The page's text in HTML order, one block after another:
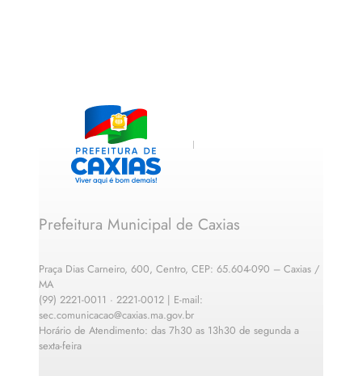
Prefeitura Municipal de Caxias
Praça Dias Carneiro, 600, Centro, CEP: 65.604-090 – Caxias /
MA
(99) 2221-0011 · 2221-0012 | E-mail:
sec.comunicacao@caxias.ma.gov.br
Horário de Atendimento: das 7h30 as 13h30 de segunda a
sexta-feira